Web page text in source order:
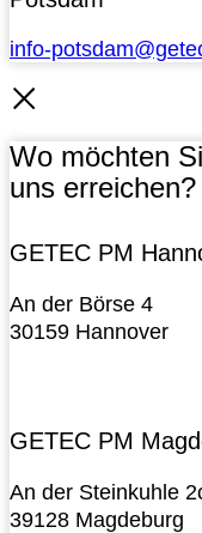
info-
Wo möchten
uns erreichen?
GETEC PM
An der Börse 4
30159 Hannover
GETEC PM
An der Steinkuhle
39128 Magdeburg